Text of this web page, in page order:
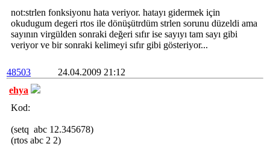
not:strlen fonksiyonu hata veriyor. hatayı gidermek için
okudugum degeri rtos ile dönüşütrdüm strlen sorunu düzeldi ama
sayının virgülden sonraki değeri sıfır ise sayıyı tam sayı gibi
veriyor ve bir sonraki kelimeyi sıfır gibi gösteriyor...
48503
24.04.2009 21:12
ehya
Kod:
(setq abc 12.345678)
(rtos abc 2 2)